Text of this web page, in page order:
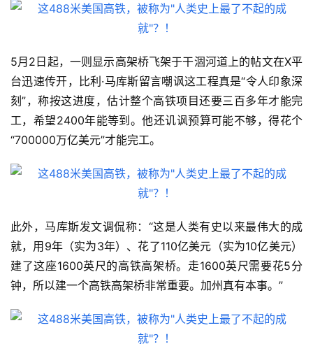
5月2日起，一则显示高架桥飞架于干涸河道上的帖文在X平
台迅速传开，比利·马库斯留言嘲讽这工程真是“令人印象深
刻”，称按这进度，估计整个高铁项目还要三百多年才能完
工，希望2400年能等到。他还讥讽预算可能不够，得花个
“700000万亿美元”才能完工。
此外，马库斯发文调侃称：“这是人类有史以来最伟大的成
就，用9年（实为3年）、花了110亿美元（实为10亿美元）
建了这座1600英尺的高铁高架桥。走1600英尺需要花5分
钟，所以建一个高铁高架桥非常重要。加州真有本事。”